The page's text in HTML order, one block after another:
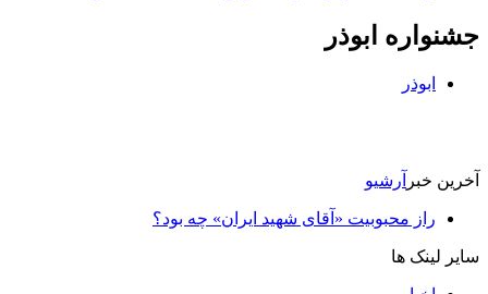
جشنواره ابوذر
ابوذر
آخرین خبر آرشیو
راز محبوبیت «آقای شهید ایران» چه بود؟
سایر لینک ها